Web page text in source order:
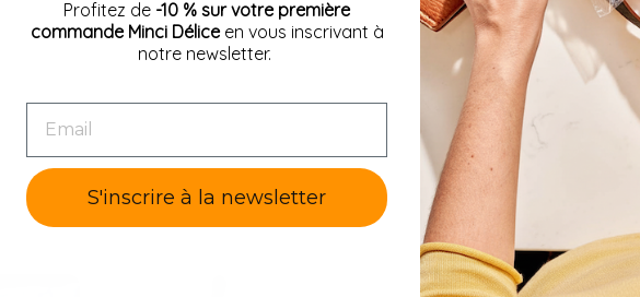
PHASE 3
Profitez de -10 % sur votre première
commande Minci Déliceen vous inscrivant à
notre newsletter.
S'inscrire à la newsletter